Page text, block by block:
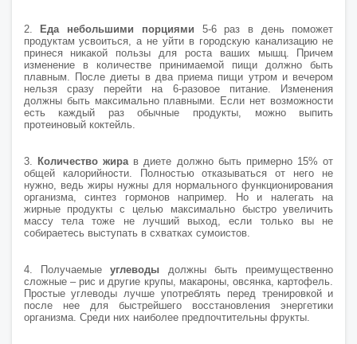
2. Еда небольшими порциями 5-6 раз в день поможет
продуктам усвоиться, а не уйти в городскую канализацию не
принеся никакой пользы для роста ваших мышц. Причем
изменение в количестве принимаемой пищи должно быть
плавным. После диеты в два приема пищи утром и вечером
нельзя сразу перейти на 6-разовое питание. Изменения
должны быть максимально плавными. Если нет возможности
есть каждый раз обычные продукты, можно выпить
протеиновый коктейль.
3. Количество жирав диете должно быть примерно 15% от
общей калорийности. Полностью отказываться от него не
нужно, ведь жиры нужны для нормального функционирования
организма, синтез гормонов например. Но и налегать на
жирные продукты с целью максимально быстро увеличить
массу тела тоже не лучший выход, если только вы не
собираетесь выступать в схватках сумоистов.
4. Получаемыеуглеводы должны быть преимущественно
сложные – рис и другие крупы, макароны, овсянка, картофель.
Простые углеводы лучше употреблять перед тренировкой и
после нее для быстрейшего восстановления энергетики
организма. Среди них наиболее предпочтительны фрукты.